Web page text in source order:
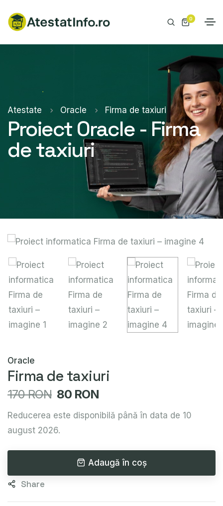
0
Atestate Oracle Firma de taxiuri
Proiect Oracle - Firma
de taxiuri
Oracle
Firma de taxiuri
170 RON 80 RON
Reducerea este disponibilă până în data de 10
august 2026.
Adaugă în coș
Share